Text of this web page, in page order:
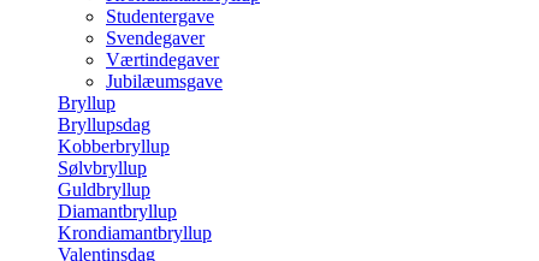
Studentergave
Svendegaver
Værtindegaver
Jubilæumsgave
Bryllup
Bryllupsdag
Kobberbryllup
Sølvbryllup
Guldbryllup
Diamantbryllup
Krondiamantbryllup
Valentinsdag